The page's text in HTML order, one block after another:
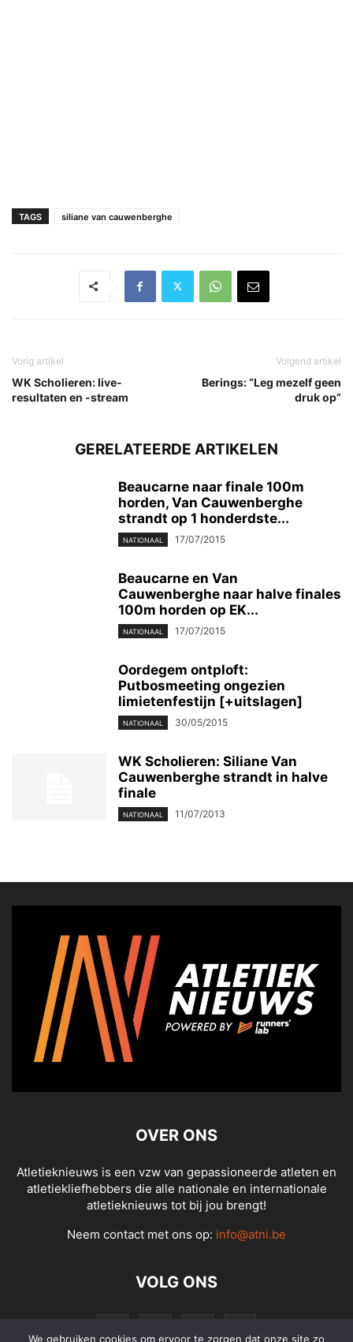
TAGS siliane van cauwenberghe
Vorig artikel
WK Scholieren: live-
resultaten en -stream
Volgend artikel
Berings: “Leg mezelf geen
druk op”
GERELATEERDE ARTIKELEN
Beaucarne naar finale 100m
horden, Van Cauwenberghe
strandt op 1 honderdste...
NATIONAAL 17/07/2015
Beaucarne en Van
Cauwenberghe naar halve finales
100m horden op EK...
NATIONAAL 17/07/2015
Oordegem ontploft:
Putbosmeeting ongezien
limietenfestijn [+uitslagen]
NATIONAAL 30/05/2015
WK Scholieren: Siliane Van
Cauwenberghe strandt in halve
finale
NATIONAAL 11/07/2013
OVER ONS
Atletieknieuws is een vzw van gepassioneerde atleten en
atletiekliefhebbers die alle nationale en internationale
atletieknieuws tot bij jou brengt!
Neem contact met ons op: info@atni.be
VOLG ONS
We gebruiken cookies om ervoor te zorgen dat onze site zo